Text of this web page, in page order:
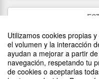
Utilizamos cookies propias
el volumen y la interacción
ayudan a mejorar a partir
navegación, respetando tu
de cookies o aceptarlas
1547visitas
0asistentes(0 confirmados)
DIFUNDE TU EVENTO